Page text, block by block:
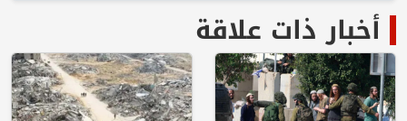
أخبار ذات علاقة